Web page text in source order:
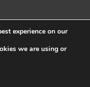
experience on our
we are using or